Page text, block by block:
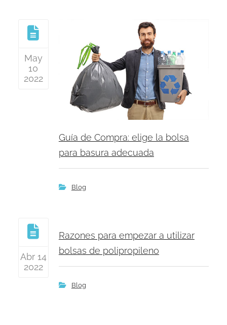
May
10
2022
Guía de Compra: elige la bolsa
para basura adecuada
Blog
Abr 14
2022
Razones para empezar a utilizar
bolsas de polipropileno
Blog